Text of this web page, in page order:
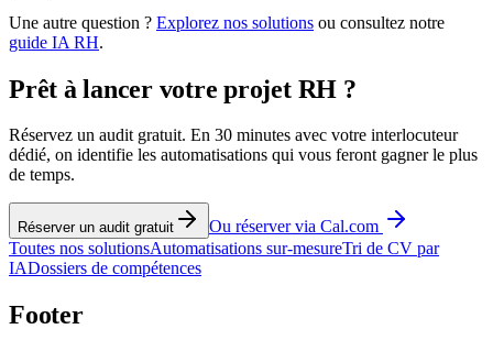
Une autre question ? Explorez nos solutions ou consultez notre
guide IA RH.
Prêt à lancer votre projet RH ?
Réservez un audit gratuit. En 30 minutes avec votre interlocuteur
dédié, on identifie les automatisations qui vous feront gagner le plus
de temps.
Réserver un audit gratuit
Ou réserver via Cal.com
Toutes nos solutionsAutomatisations sur-mesureTri de CV par
IADossiers de compétences
Footer